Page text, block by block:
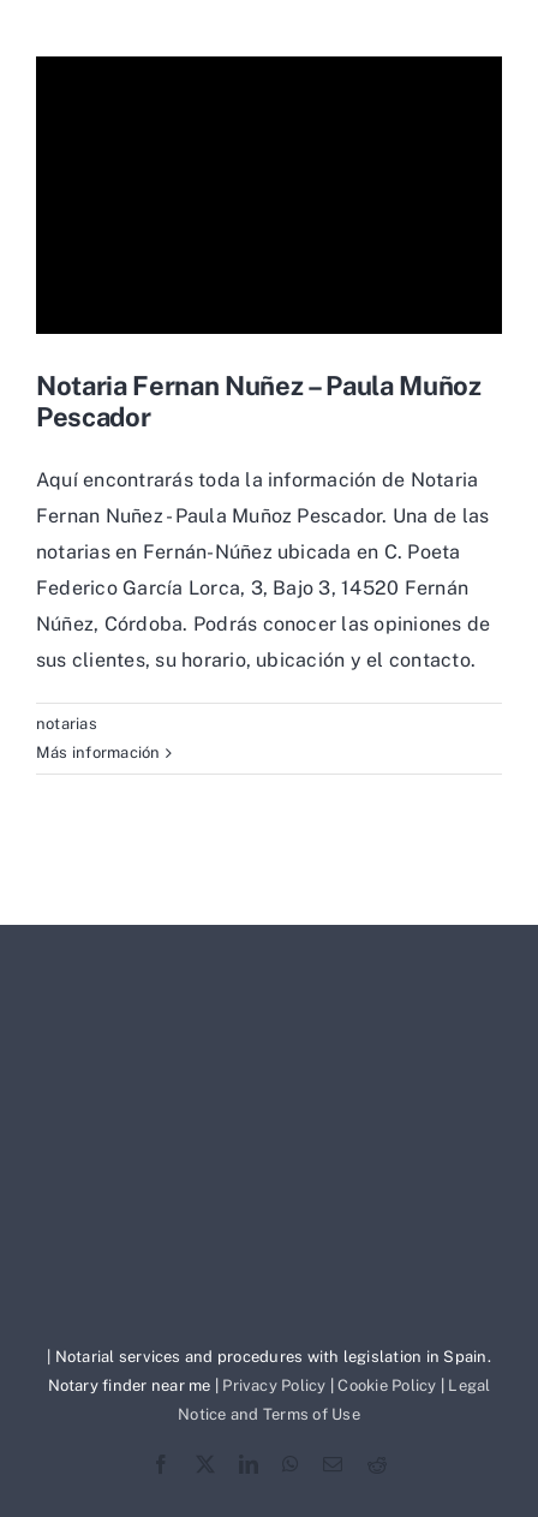
Notaria Fernan Nuñez – Paula Muñoz
Pescador
Aquí encontrarás toda la información de Notaria
Fernan Nuñez - Paula Muñoz Pescador. Una de las
notarias en Fernán-Núñez ubicada en C. Poeta
Federico García Lorca, 3, Bajo 3, 14520 Fernán
Núñez, Córdoba. Podrás conocer las opiniones de
sus clientes, su horario, ubicación y el contacto.
notarias
Más información
| Notarial services and procedures with legislation in Spain.
Notary finder near me | Privacy Policy |Cookie Policy
Legal
Notice and Terms of Use